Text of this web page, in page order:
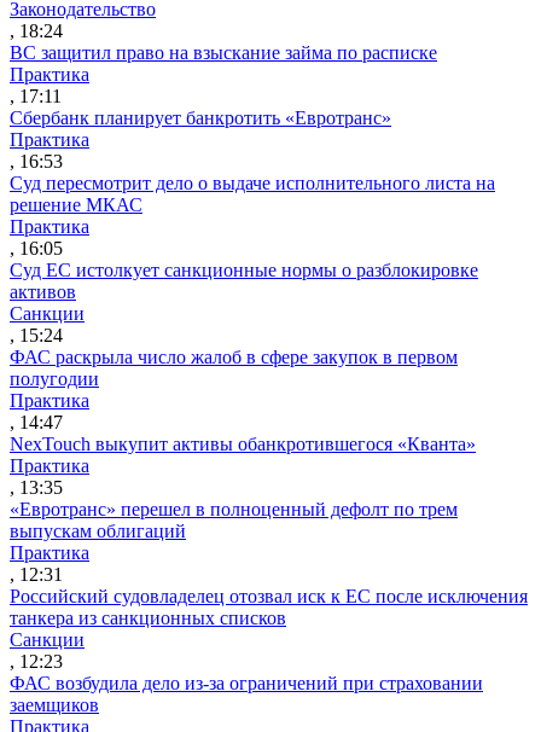
Законодательство
, 18:24
ВС защитил право на взыскание займа по расписке
Практика
, 17:11
Сбербанк планирует банкротить «Евротранс»
Практика
, 16:53
Суд пересмотрит дело о выдаче исполнительного листа на
решение МКАС
Практика
, 16:05
Суд ЕС истолкует санкционные нормы о разблокировке
активов
Санкции
, 15:24
ФАС раскрыла число жалоб в сфере закупок в первом
полугодии
Практика
, 14:47
NexTouch выкупит активы обанкротившегося «Кванта»
Практика
, 13:35
«Евротранс» перешел в полноценный дефолт по трем
выпускам облигаций
Практика
, 12:31
Российский судовладелец отозвал иск к ЕС после исключения
танкера из санкционных списков
Санкции
, 12:23
ФАС возбудила дело из-за ограничений при страховании
заемщиков
Практика